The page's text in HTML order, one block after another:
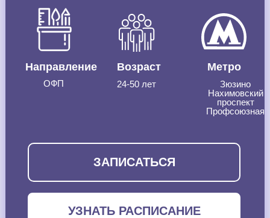
Направление
ОФП
Возраст
24-50 лет
Метро
Зюзино
Нахимовский
проспект
Профсоюзная
УЗНАТЬ РАСПИСАНИЕ
ЗАПИСАТЬСЯ